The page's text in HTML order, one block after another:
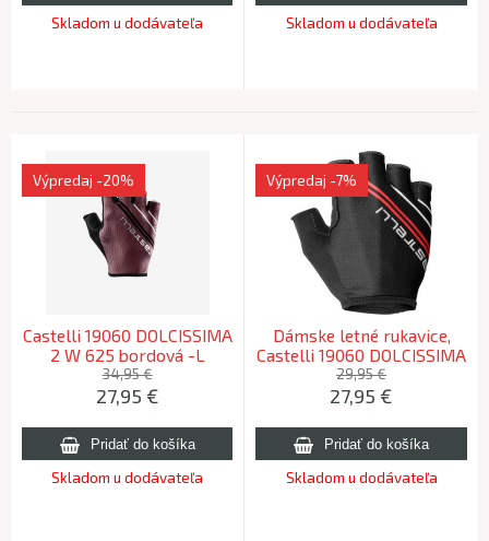
Skladom u dodávateľa Skladom u dodávateľa
Castelli 19060 DOLCISSIMA
2 W 625 bordová -L
Výpredaj -20%
34,95 €
27,95 €
Skladom u dodávateľa
Dámske letné rukavice,
Castelli 19060 DOLCISSIMA
2 W, 010 - čierna, XS
Výpredaj -7%
29,95 €
27,95 €
Skladom u dodávateľa